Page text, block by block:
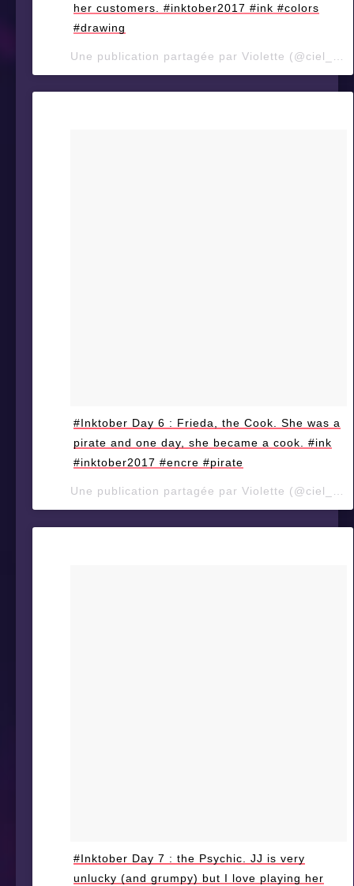
her customers. #inktober2017 #ink #colors
#drawing
#Inktober Day 6 : Frieda, the Cook. She was a
pirate and one day, she became a cook. #ink
#inktober2017 #encre #pirate
Une publication partagée par Violette (@ciel_d_orage) le
#Inktober Day 7 : the Psychic. JJ is very
unlucky (and grumpy) but I love playing her